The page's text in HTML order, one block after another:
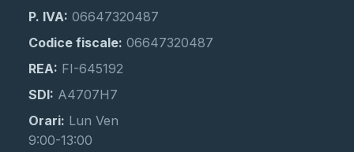
P. IVA: 06647320487
Codice fiscale: 06647320487
REA: FI-645192
SDI: A4707H7
Orari: Lun Ven
9:00-13:00